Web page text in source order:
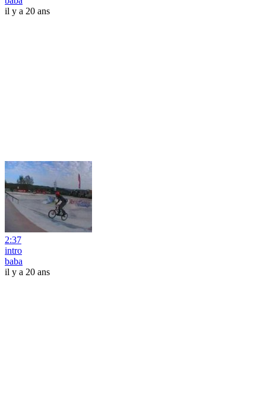
il y a 20 ans
2:37
intro
baba
il y a 20 ans